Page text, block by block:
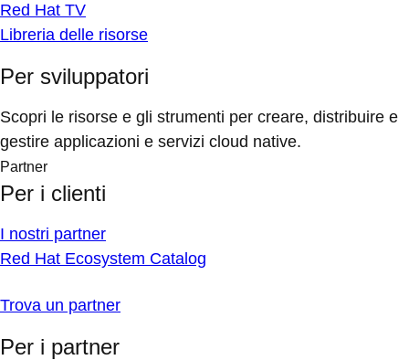
Red Hat TV
Libreria delle risorse
Per sviluppatori
Scopri le risorse e gli strumenti per creare, distribuire e
gestire applicazioni e servizi cloud native.
Partner
Per i clienti
I nostri partner
Red Hat Ecosystem Catalog
Trova un partner
Per i partner